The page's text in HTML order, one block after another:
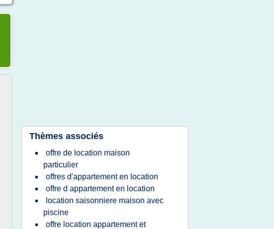
Thèmes associés
offre de location maison
particulier
offres d'appartement en location
offre d appartement en location
location saisonniere maison avec
piscine
offre location appartement et